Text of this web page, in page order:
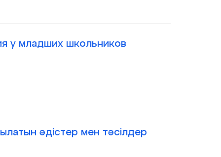
у младших школьников
әдістер мен тәсілдер